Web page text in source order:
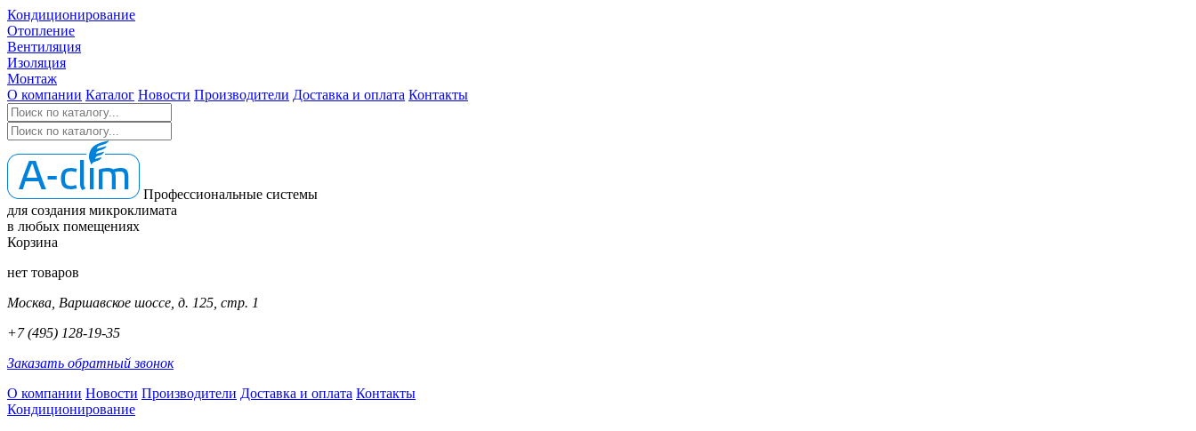
Кондиционирование
Отопление
Вентиляция
Изоляция
Монтаж
О компании Каталог Новости Производители Доставка и оплата Контакты
Профессиональные системы
для создания микроклимата
в любых помещениях
Корзина
нет товаров
Москва, Варшавское шоссе, д. 125, стр. 1
+7 (495) 128-19-35
Заказать обратный звонок
О компании Новости Производители Доставка и оплата Контакты
Кондиционирование